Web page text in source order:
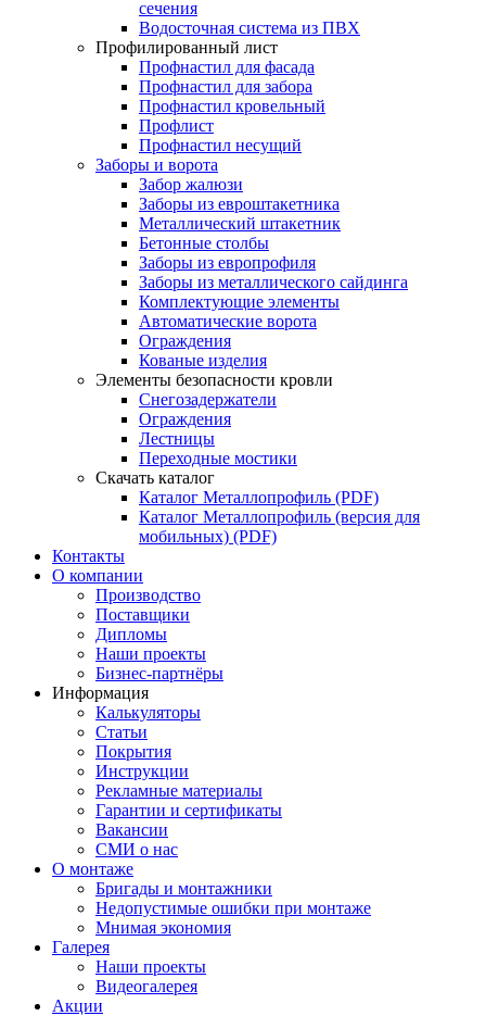
сечения
Водосточная система из ПВХ
Профилированный лист
Профнастил для фасада
Профнастил для забора
Профнастил кровельный
Профлист
Профнастил несущий
Заборы и ворота
Забор жалюзи
Заборы из евроштакетника
Металлический штакетник
Бетонные столбы
Заборы из европрофиля
Заборы из металлического сайдинга
Комплектующие элементы
Автоматические ворота
Ограждения
Кованые изделия
Элементы безопасности кровли
Снегозадержатели
Ограждения
Лестницы
Переходные мостики
Скачать каталог
Каталог Металлопрофиль (PDF)
Каталог Металлопрофиль (версия для
мобильных) (PDF)
Контакты
О компании
Производство
Поставщики
Дипломы
Наши проекты
Бизнес-партнёры
Информация
Калькуляторы
Статьи
Покрытия
Инструкции
Рекламные материалы
Гарантии и сертификаты
Вакансии
СМИ о нас
О монтаже
Бригады и монтажники
Недопустимые ошибки при монтаже
Мнимая экономия
Галерея
Наши проекты
Видеогалерея
Акции